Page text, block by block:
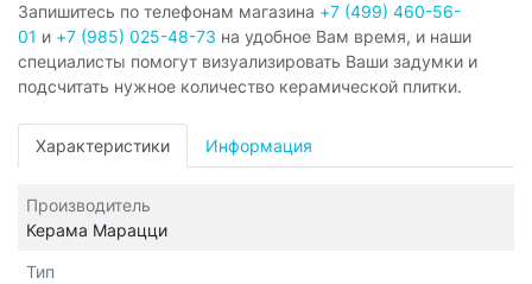
Запишитесь по телефонам магазина +7 (499) 460-56-
01 и +7 (985) 025-48-73 на удобное Вам время, и наши
специалисты помогут визуализировать Ваши задумки и
подсчитать нужное количество керамической плитки.
Характеристики Информация
Производитель
Керама Марацци
Тип